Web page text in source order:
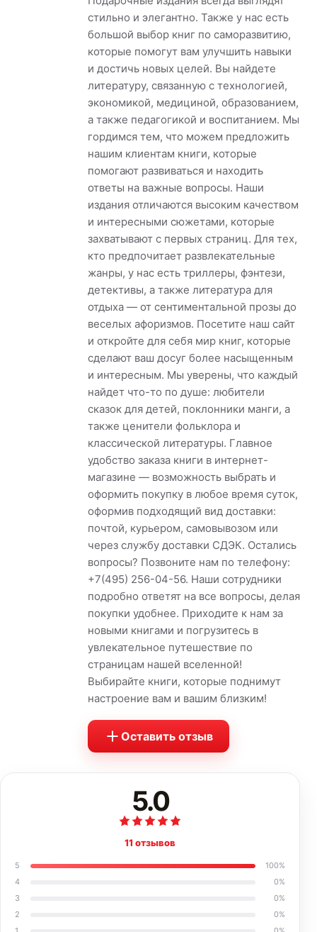
стильно и элегантно. Также у нас есть
большой выбор книг по саморазвитию,
которые помогут вам улучшить навыки
и достичь новых целей. Вы найдете
литературу, связанную с технологией,
экономикой, медициной, образованием,
а также педагогикой и воспитанием. Мы
гордимся тем, что можем предложить
нашим клиентам книги, которые
помогают развиваться и находить
ответы на важные вопросы. Наши
издания отличаются высоким качеством
и интересными сюжетами, которые
захватывают с первых страниц. Для тех,
кто предпочитает развлекательные
жанры, у нас есть триллеры, фэнтези,
детективы, а также литература для
отдыха — от сентиментальной прозы до
веселых афоризмов. Посетите наш сайт
и откройте для себя мир книг, которые
сделают ваш досуг более насыщенным
и интересным. Мы уверены, что каждый
найдет что-то по душе: любители
сказок для детей, поклонники манги, а
также ценители фольклора и
классической литературы. Главное
удобство заказа книги в интернет-
магазине — возможность выбрать и
оформить покупку в любое время суток,
оформив подходящий вид доставки:
почтой, курьером, самовывозом или
через службу доставки CДЭК. Остались
вопросы? Позвоните нам по телефону:
+7(495) 256-04-56. Наши сотрудники
подробно ответят на все вопросы, делая
покупки удобнее. Приходите к нам за
новыми книгами и погрузитесь в
увлекательное путешествие по
страницам нашей вселенной!
Выбирайте книги, которые поднимут
настроение вам и вашим близким!
Оставить отзыв
5.0
11 отзывов
5 100%
4
0%
3
0%
2
0%